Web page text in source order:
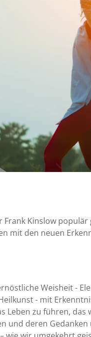
Kinslow
mit den neuen
Weisheit -
- mit
Leben zu führen,
und deren